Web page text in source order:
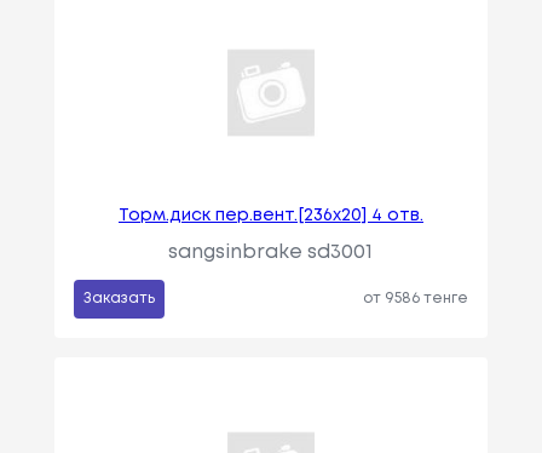
Торм.диск пер.вент.[236x20] 4 отв.
sangsinbrake sd3001
Заказать от 9586 тенге